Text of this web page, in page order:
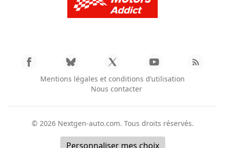
Mentions légales et conditions d’utilisation
Nous contacter
© 2026 Nextgen-auto.com. Tous droits réservés.
Personnaliser mes choix